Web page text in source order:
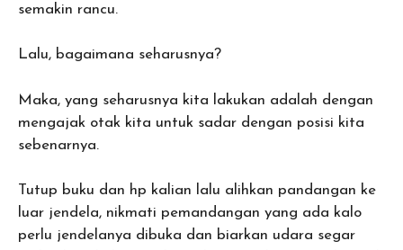
semakin rancu.
Lalu, bagaimana seharusnya?
Maka, yang seharusnya kita lakukan adalah dengan
mengajak otak kita untuk sadar dengan posisi kita
sebenarnya.
Tutup buku dan hp kalian lalu alihkan pandangan ke
luar jendela, nikmati pemandangan yang ada kalo
perlu jendelanya dibuka dan biarkan udara segar